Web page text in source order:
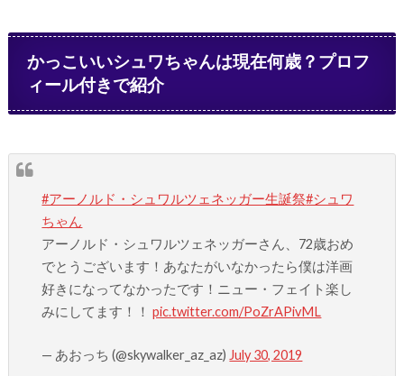
かっこいいシュワちゃんは現在何歳？プロフ
ィール付きで紹介
#アーノルド・シュワルツェネッガー生誕祭#シュワ
ちゃん
アーノルド・シュワルツェネッガーさん、72歳おめ
でとうございます！あなたがいなかったら僕は洋画
好きになってなかったです！ニュー・フェイト楽し
みにしてます！！pic.twitter.com/PoZrAPivML
— あおっち (@skywalker_az_az) July 30, 2019